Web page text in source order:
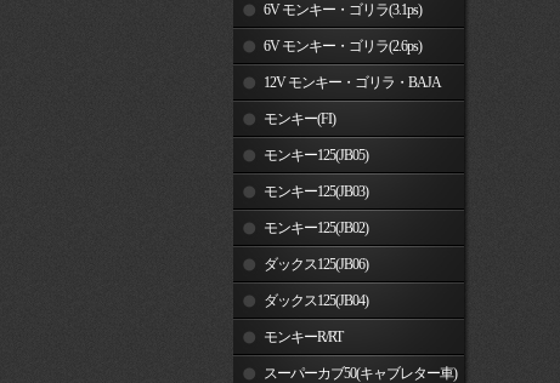
6V モンキー・ゴリラ(3.1ps)
6V モンキー・ゴリラ(2.6ps)
12V モンキー・ゴリラ・BAJA
モンキー(FI)
モンキー125(JB05)
モンキー125(JB03)
モンキー125(JB02)
ダックス125(JB06)
ダックス125(JB04)
モンキーR/RT
スーパーカブ50(キャブレター車)